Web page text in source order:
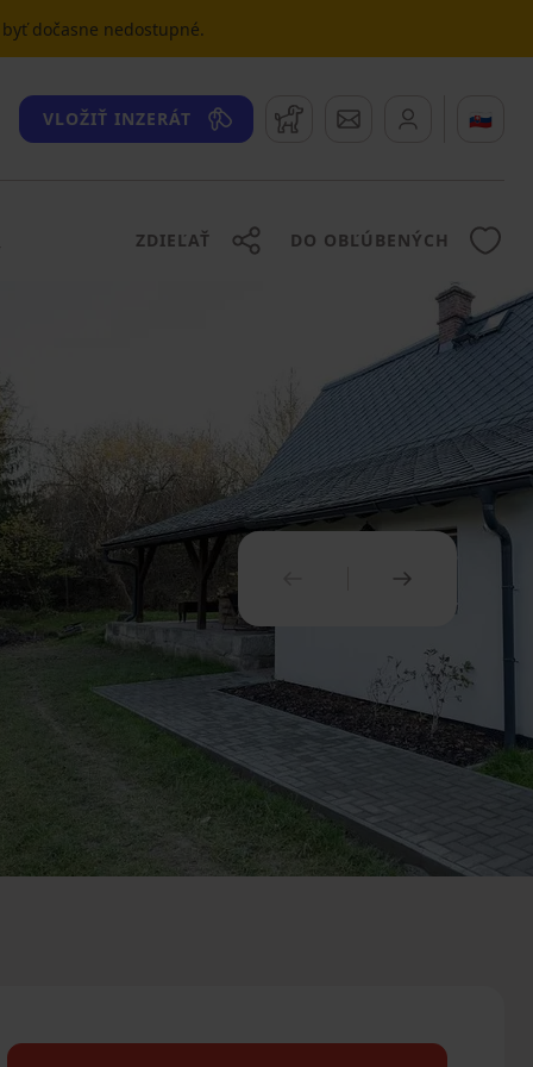
dočasne nedostupné.
VLOŽIŤ INZERÁT Strážny pesSprávy 🇸🇰
ZDIEĽAŤ DO OBĽÚBENÝCH
PREDCHÁDZAJÚCI